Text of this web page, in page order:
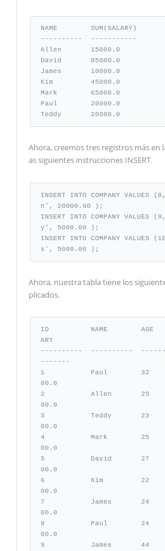
NAME        SUM(SALARY)
----------  -----------
Allen       15000.0
David       85000.0
James       10000.0
Kim         45000.0
Mark        65000.0
Paul        20000.0
Teddy       20000.0
Ahora, creemos tres registros más en
as siguientes instrucciones INSERT.
INSERT INTO COMPANY
n', 20000.00 );
INSERT INTO COMPANY
y', 5000.00 );
INSERT INTO COMPANY
s', 5000.00 );
Ahora, nuestra tabla tiene los
plicados.
ID          NAME        AGE
ARY
----------  ----------
-------
1           Paul        32
00.0
2           Allen       25
00.0
3           Teddy       23
00.0
4           Mark        25
00.0
5           David       27
00.0
6           Kim         22
00.0
7           James       24
00.0
8           Paul        24
00.0
9           James       44